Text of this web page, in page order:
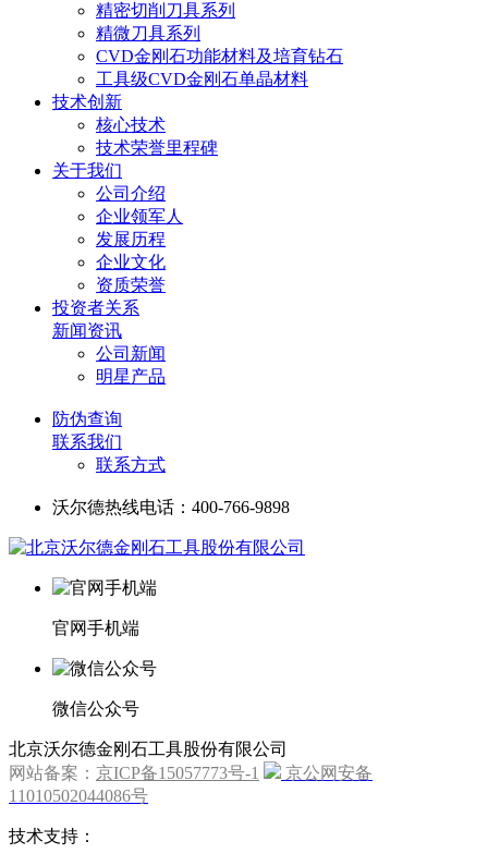
精密切削刀具系列
精微刀具系列
CVD金刚石功能材料及培育钻石
工具级CVD金刚石单晶材料
技术创新
核心技术
技术荣誉里程碑
关于我们
公司介绍
企业领军人
发展历程
企业文化
资质荣誉
投资者关系
新闻资讯
公司新闻
明星产品
防伪查询
联系我们
联系方式
沃尔德热线电话：400-766-9898
官网手机端
微信公众号
北京沃尔德金刚石工具股份有限公司
网站备案： 京ICP备15057773号-1
京公网安备
11010502044086号
技术支持：